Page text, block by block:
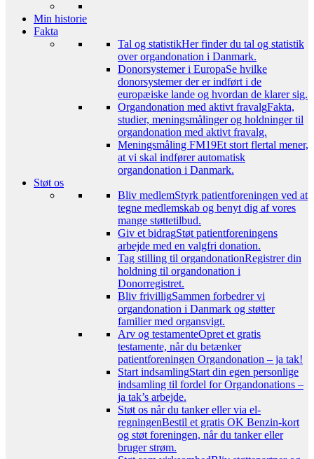
Min historie
Fakta
Tal og statistikHer finder du tal og statistik
over organdonation i Danmark.
Donorsystemer i EuropaSe hvilke
donorsystemer der er indført i de
europæiske lande og hvordan de klarer sig.
Organdonation med aktivt fravalgFakta,
studier, meningsmålinger og holdninger til
organdonation med aktivt fravalg.
Meningsmåling FM19Et stort flertal mener,
at vi skal indfører automatisk
organdonation i Danmark.
Støt os
Bliv medlemStyrk patientforeningen ved at
tegne medlemskab og benyt dig af vores
mange støttetilbud.
Giv et bidragStøt patientforeningens
arbejde med en valgfri donation.
Tag stilling til organdonationRegistrer din
holdning til organdonation i
Donorregistret.
Bliv frivilligSammen forbedrer vi
organdonation i Danmark og støtter
familier med organsvigt.
Arv og testamenteOpret et gratis
testamente, når du betænker
patientforeningen Organdonation – ja tak!
Start indsamlingStart din egen personlige
indsamling til fordel for Organdonations –
ja tak’s arbejde.
Støt os når du tanker eller via el-
regningenBestil et gratis OK Benzin-kort
og støt foreningen, når du tanker eller
bruger strøm.